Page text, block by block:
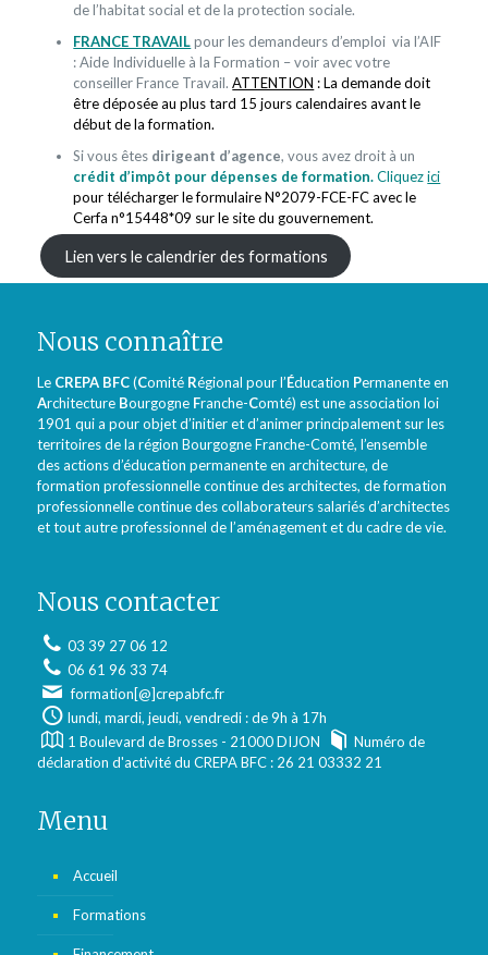
de l’habitat social et de la protection sociale.
FRANCE TRAVAILpour les demandeurs d’emploi via l’AIF
: Aide Individuelle à la Formation – voir avec votre
conseiller France Travail.ATTENTION : La demande doit
être déposée au plus tard 15 jours calendaires avant le
début de la formation.
Si vous êtes dirigeant d’agence, vous avez droit à un
crédit d’impôt pour dépenses de formation.Cliquezici
pour télécharger le formulaire N°2079-FCE-FC avec le
Cerfa n°15448*09 sur le site du gouvernement.
Lien vers le calendrier des formations
Nous connaître
Le CREPA BFC(Comité Régional pour l’Éducation Permanente en
Architecture Bourgogne Franche-Comté) est une association loi
1901 qui a pour objet d’initier et d’animer principalement sur les
territoires de la région Bourgogne Franche-Comté, l’ensemble
des actions d’éducation permanente en architecture, de
formation professionnelle continue des architectes, de formation
professionnelle continue des collaborateurs salariés d’architectes
et tout autre professionnel de l’aménagement et du cadre de vie.
Nous contacter
03 39 27 06 12
06 61 96 33 74
formation[@]crepabfc.fr
lundi, mardi, jeudi, vendredi : de 9h à 17h
1 Boulevard de Brosses - 21000 DIJON
Numéro de
déclaration d'activité du CREPA BFC : 26 21 03332 21
Menu
Accueil
Formations